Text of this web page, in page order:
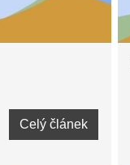
Celý článek